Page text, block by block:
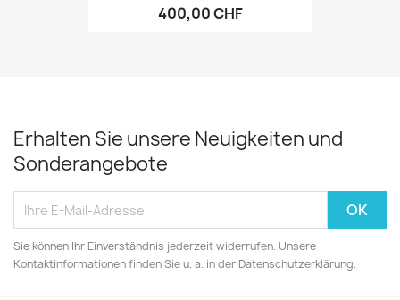
400,00 CHF
Erhalten Sie unsere Neuigkeiten und
Sonderangebote
Sie können Ihr Einverständnis jederzeit widerrufen. Unsere
Kontaktinformationen finden Sie u. a. in der Datenschutzerklärung.